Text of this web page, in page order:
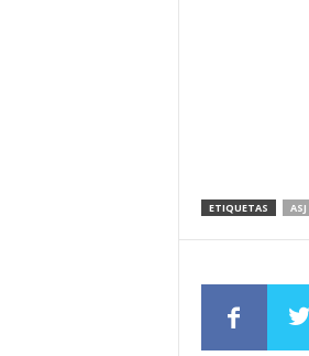
ETIQUETAS ASJ